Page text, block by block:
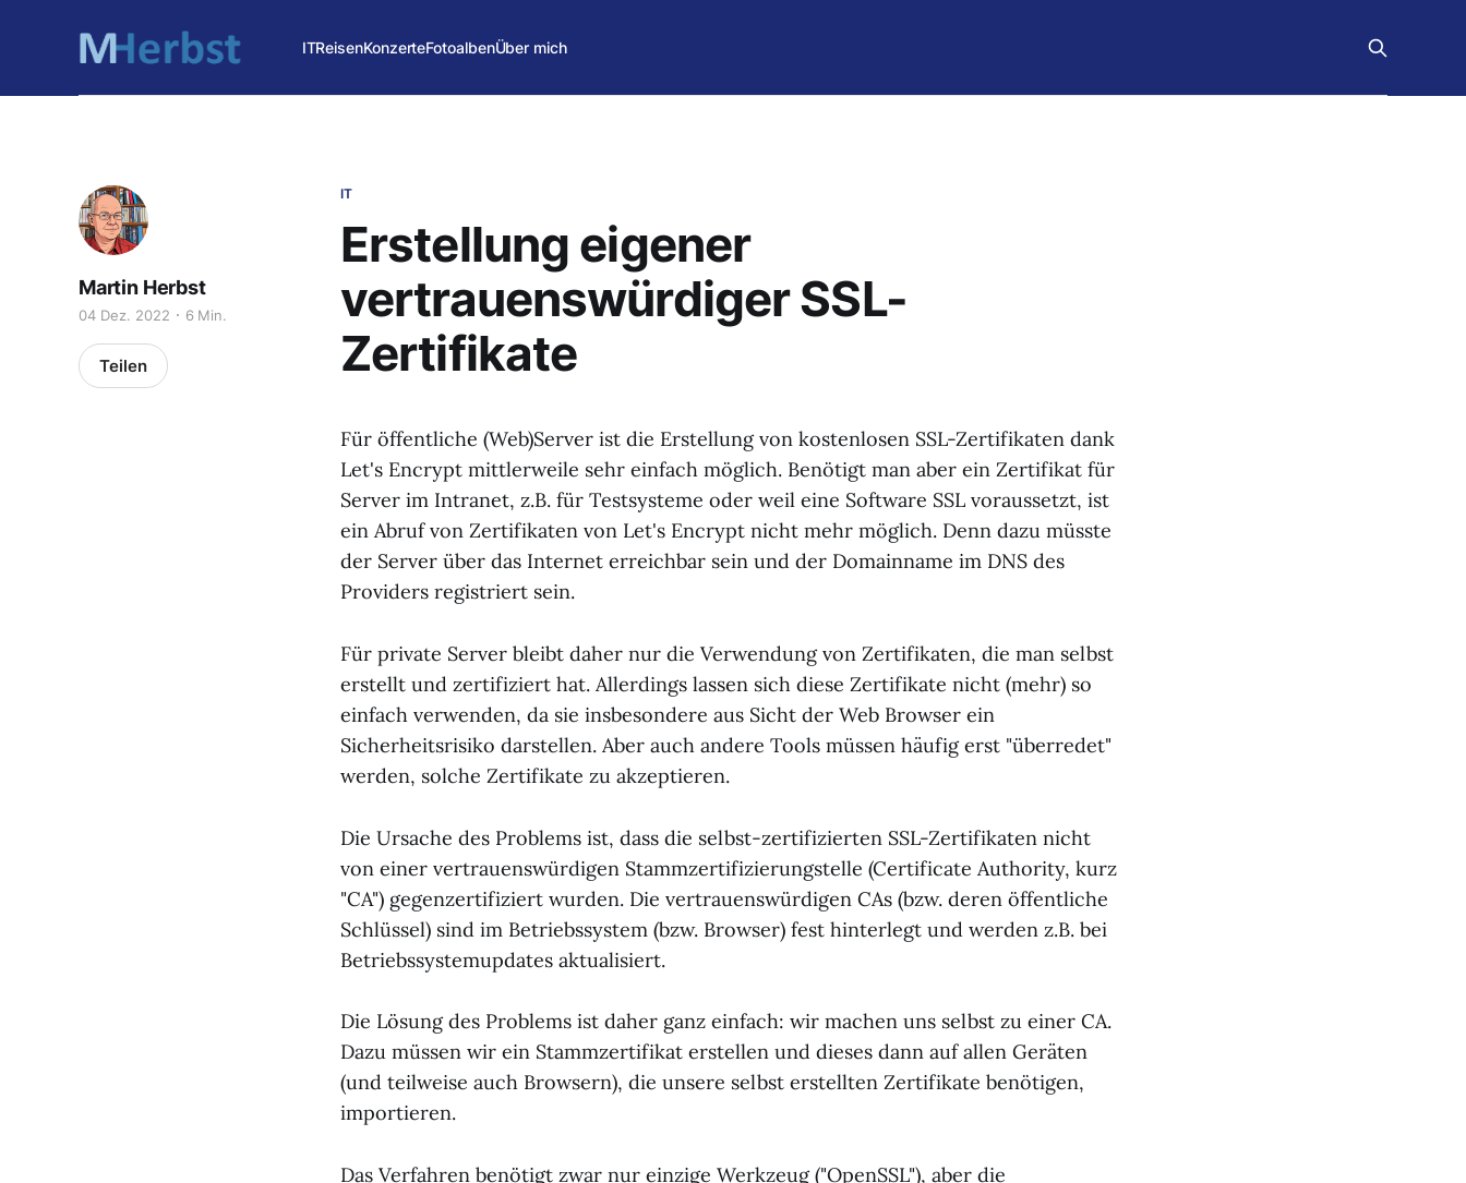
ITReisenKonzerteFotoalbenÜber mich
IT
Erstellung eigener
vertrauenswürdiger SSL-
Zertifikate
Martin Herbst
04 Dez. 2022 6 Min.
Teilen
Für öffentliche (Web)Server ist die Erstellung von kostenlosen SSL-Zertifikaten dank
Let's Encrypt mittlerweile sehr einfach möglich. Benötigt man aber ein Zertifikat für
Server im Intranet, z.B. für Testsysteme oder weil eine Software SSL voraussetzt, ist
ein Abruf von Zertifikaten von Let's Encrypt nicht mehr möglich. Denn dazu müsste
der Server über das Internet erreichbar sein und der Domainname im DNS des
Providers registriert sein.
Für private Server bleibt daher nur die Verwendung von Zertifikaten, die man selbst
erstellt und zertifiziert hat. Allerdings lassen sich diese Zertifikate nicht (mehr) so
einfach verwenden, da sie insbesondere aus Sicht der Web Browser ein
Sicherheitsrisiko darstellen. Aber auch andere Tools müssen häufig erst "überredet"
werden, solche Zertifikate zu akzeptieren.
Die Ursache des Problems ist, dass die selbst-zertifizierten SSL-Zertifikaten nicht
von einer vertrauenswürdigen Stammzertifizierungstelle (Certificate Authority, kurz
"CA") gegenzertifiziert wurden. Die vertrauenswürdigen CAs (bzw. deren öffentliche
Schlüssel) sind im Betriebssystem (bzw. Browser) fest hinterlegt und werden z.B. bei
Betriebssystemupdates aktualisiert.
Die Lösung des Problems ist daher ganz einfach: wir machen uns selbst zu einer CA.
Dazu müssen wir ein Stammzertifikat erstellen und dieses dann auf allen Geräten
(und teilweise auch Browsern), die unsere selbst erstellten Zertifikate benötigen,
importieren.
Das Verfahren benötigt zwar nur einzige Werkzeug ("OpenSSL"), aber die